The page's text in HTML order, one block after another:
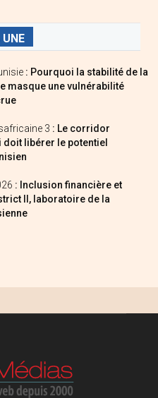
: Pourquoi la stabilité de la
masque une vulnérabilité
3 : Le corridor
libérer le potentiel
: Inclusion financière et
II, laboratoire de la